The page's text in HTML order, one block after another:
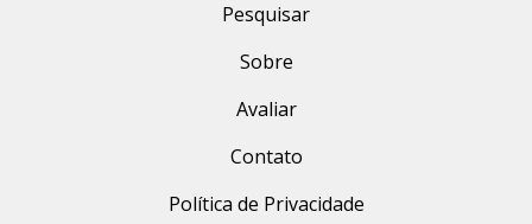
Pesquisar
Sobre
Avaliar
Contato
Política de Privacidade